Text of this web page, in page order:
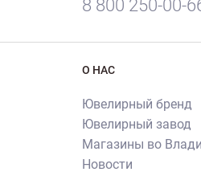
8 800 250-00-
О НАС
Ювелирный бренд
Ювелирный завод
Магазины во
Новости